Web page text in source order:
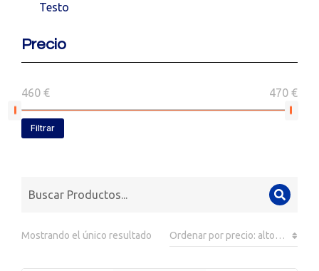
Testo
Precio
460 € 470 €
Filtrar
Mostrando el único resultado